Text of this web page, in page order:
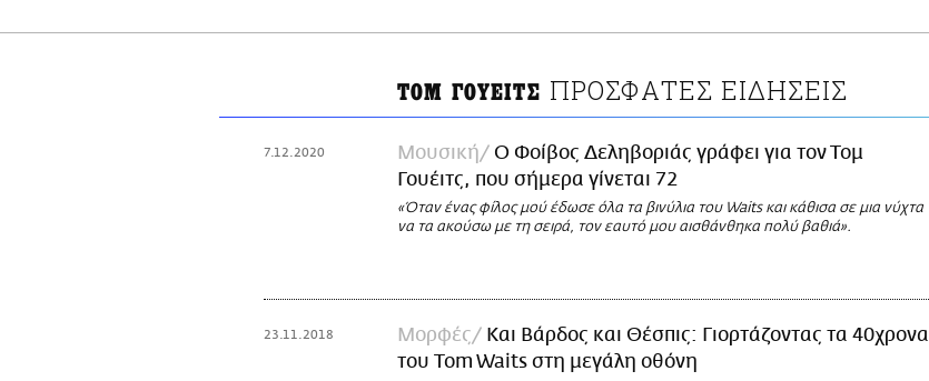
ΤΟΜ ΓΟΥΕΙΤΣ ΠΡΟΣΦΑΤΕΣ ΕΙΔΗΣΕΙΣ
7.12.2020 Μουσική
O Φοίβος Δεληβοριάς γράφει για τον Τομ
Γουέιτς, που σήμερα γίνεται 72
«Όταν ένας φίλος μού έδωσε όλα τα βινύλια του Waits και κάθισα σε μια νύχτα
να τα ακούσω με τη σειρά, τον εαυτό μου αισθάνθηκα πολύ βαθιά».
23.11.2018 Moρφές
Και Βάρδος και Θέσπις: Γιορτάζοντας τα 40χρονα
του Tom Waits στη μεγάλη οθόνη